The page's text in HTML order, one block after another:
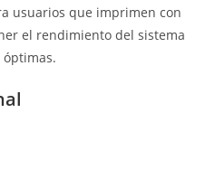
usuarios que imprimen con
el rendimiento del sistema